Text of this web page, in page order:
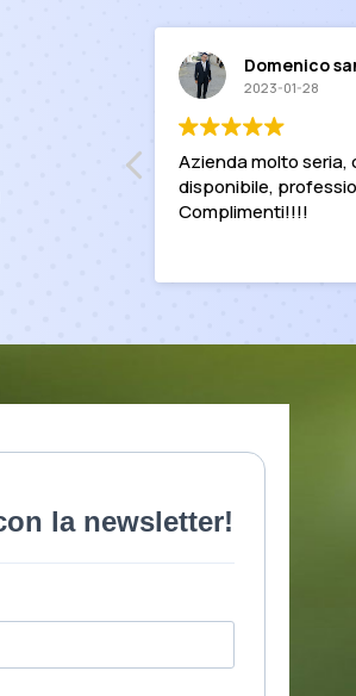
Domenico
2023-01-28
Azienda molto
disponibile,
Complimenti!!!!